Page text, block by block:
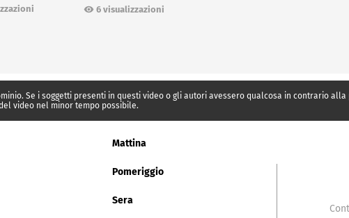
Ceuta6 visualizzazioni
Se i soggetti presenti in questi video o gli autori avessero qualcosa in contrario
video nel minor tempo possibile.
Mattina
Pomeriggio
Sera